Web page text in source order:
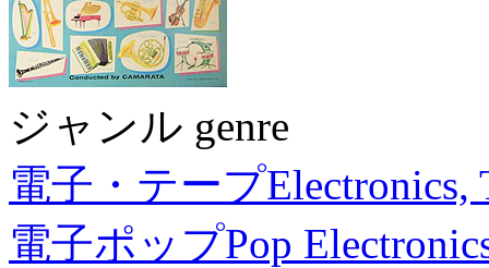
ジャンル genre
電子・テープElectronics,
電子ポップPop